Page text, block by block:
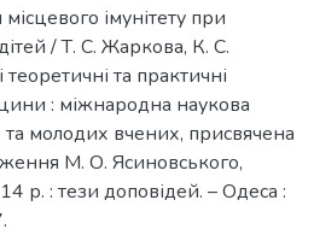
імунітету при
/ Т. С. Жаркова, К. С.
та практичні
: міжнародна наукова
молодих вчених, присвячена
М. О. Ясиновського,
р. : тези доповідей. – Одеса :